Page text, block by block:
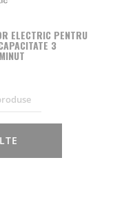
ELECTRIC PENTRU
3